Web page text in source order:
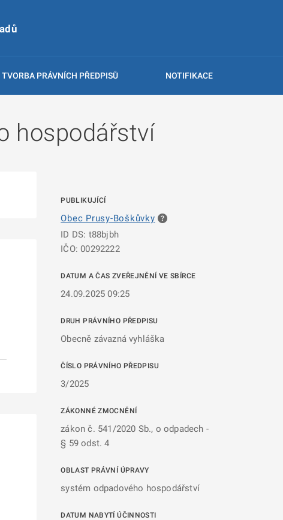
TVORBA PRÁVNÍCH PŘEDPISŮ NOTIFIKACE
hospodářství
PUBLIKUJÍCÍ
Obec Prusy-Boškůvky
ID DS: t88bjbh
IČO: 00292222
DATUM A ČAS ZVEŘEJNĚNÍ VE SBÍRCE
24.09.2025 09:25
DRUH PRÁVNÍHO PŘEDPISU
Obecně závazná vyhláška
ČÍSLO PRÁVNÍHO PŘEDPISU
3/2025
ZÁKONNÉ ZMOCNĚNÍ
zákon č. 541/2020 Sb., o odpadech -
§ 59 odst. 4
OBLAST PRÁVNÍ ÚPRAVY
systém odpadového hospodářství
DATUM NABYTÍ ÚČINNOSTI